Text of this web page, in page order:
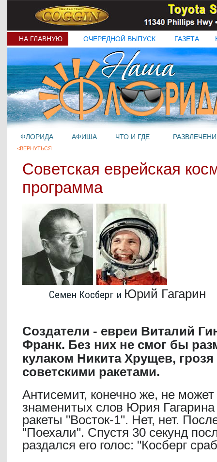
НА ГЛАВНУЮ ОЧЕРЕДНОЙ ВЫПУСК ГАЗЕТА
ФЛОРИДА АФИША ЧТО И ГДЕ
<ВЕРНУТЬСЯ
Советская еврейская
программа
Семен Косберг и Юрий Гагарин
Создатели - евреи Виталий
Франк. Без них не смог бы
кулаком Никита Хрущев,
советскими ракетами.
Антисемит, конечно же, не может
знаменитых слов Юрия Гагарина
ракеты "Восток-1". Нет, нет.
"Поехали". Спустя 30 секунд
раздался его голос: "Косберг